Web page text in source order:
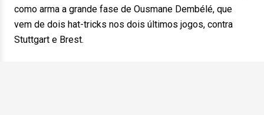
como arma a grande fase de Ousmane Dembélé, que
vem de dois hat-tricks nos dois últimos jogos, contra
Stuttgart e Brest.